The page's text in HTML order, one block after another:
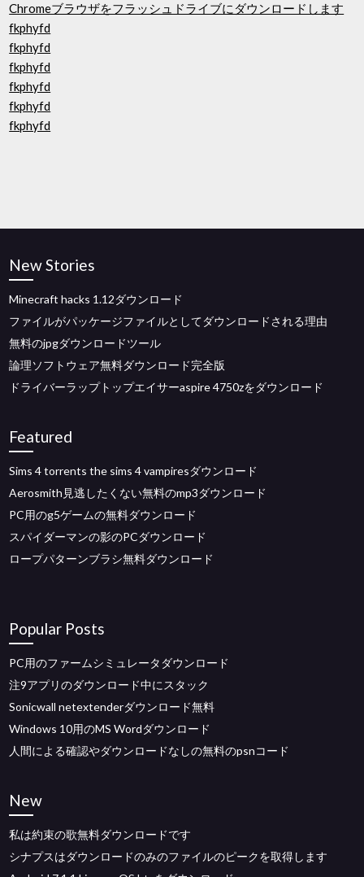
Chromeブラウザをフラッシュドライブにダウンロードします
fkphyfd
fkphyfd
fkphyfd
fkphyfd
fkphyfd
fkphyfd
New Stories
Minecraft hacks 1.12ダウンロード
ファイルがパッケージファイルとしてダウンロードされる理由
無料のjpgダウンロードツール
論理ソフトウェア無料ダウンロード完全版
ドライバーラップトップエイサーaspire 4750zをダウンロード
Featured
Sims 4 torrents the sims 4 vampiresダウンロード
Aerosmith見逃したくない無料のmp3ダウンロード
PC用のg5ゲームの無料ダウンロード
スパイダーマンの影のPCダウンロード
ロープパターンブラシ無料ダウンロード
Popular Posts
PC用のファームシミュレータダウンロード
注9アプリのダウンロード中にスタック
Sonicwall netextenderダウンロード無料
Windows 10用のMS Wordダウンロード
人間による確認やダウンロードなしの無料のpsnコード
New
私は約束の歌無料ダウンロードです
シナプスはダウンロードのみのファイルのピークを取得します